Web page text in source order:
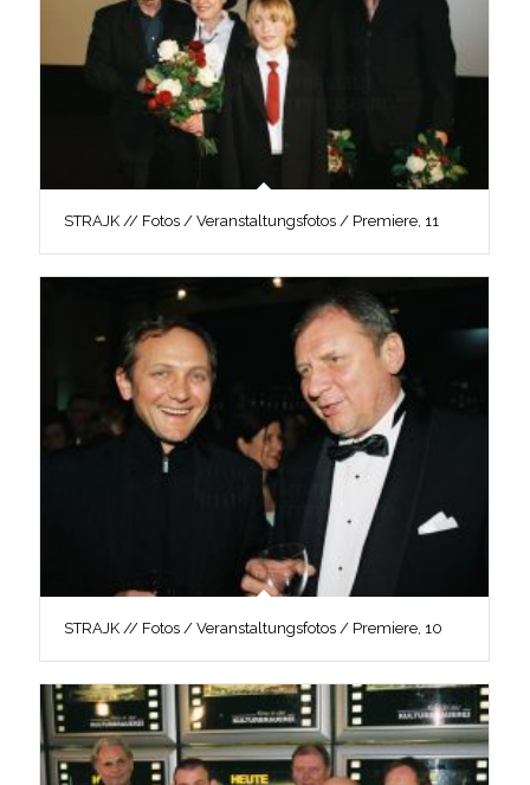
STRAJK // Fotos / Veranstaltungsfotos / Premiere, 11
STRAJK // Fotos / Veranstaltungsfotos / Premiere, 10